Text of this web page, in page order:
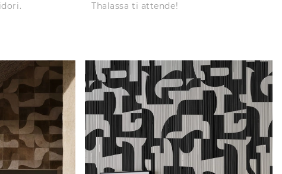
Thalassa ti attende!